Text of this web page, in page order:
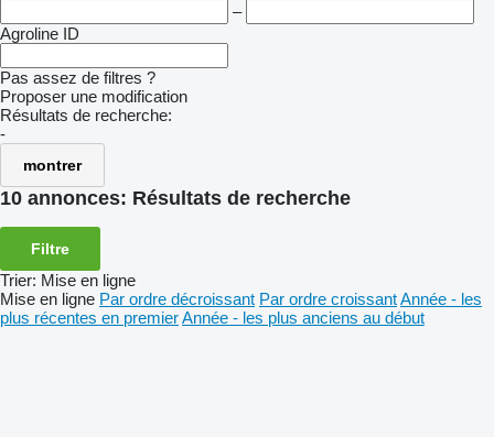
–
Agroline ID
Pas assez de filtres ?
Proposer une modification
Résultats de recherche:
-
montrer
10 annonces: Résultats de recherche
Filtre
Trier: Mise en ligne
Mise en ligne Par ordre décroissant Par ordre croissantAnnée - les
plus récentes en premierAnnée - les plus anciens au début